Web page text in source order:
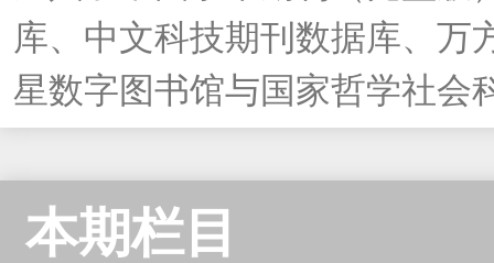
库、中文科技期刊数据库、万
星数字图书馆与国家哲学社会
本期栏目